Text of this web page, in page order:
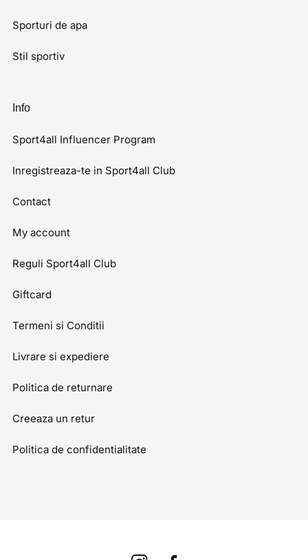
Sporturi de apa
Stil sportiv
Info
Sport4all Influencer Program
Inregistreaza-te in Sport4all Club
Contact
My account
Reguli Sport4all Club
Giftcard
Termeni si Conditii
Livrare si expediere
Politica de returnare
Creeaza un retur
Politica de confidentialitate